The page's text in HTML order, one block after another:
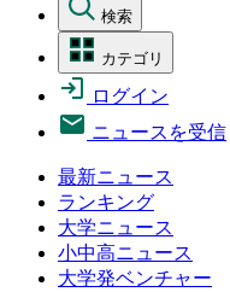
検索
カテゴリ
ログイン
ニュースを受信
最新ニュース
ランキング
大学ニュース
小中高ニュース
大学発ベンチャー